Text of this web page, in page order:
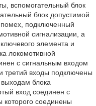
вспомогательный блок
блок допустимой
помех, подключенный
сигнализации, а
элемента и
локомотивной
с сигнальным входом
третий входы подключены
выходам блока
вход соединен с
соединены